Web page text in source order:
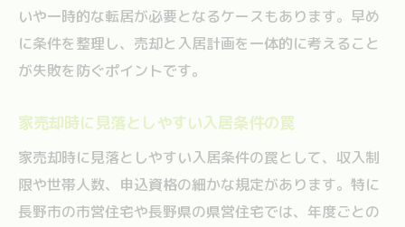
いや一時的な転居が必要となるケースもあります。早め
に条件を整理し、売却と入居計画を一体的に考えること
が失敗を防ぐポイントです。
家売却時に見落としやすい入居条件の罠
家売却時に見落としやすい入居条件の罠として、収入制
限や世帯人数、申込資格の細かな規定があります。特に
長野市の市営住宅や長野県の県営住宅では、年度ごとの